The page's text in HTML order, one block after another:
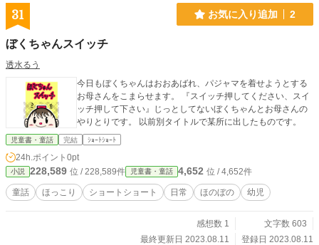
31 お気に入り追加 2
ぼくちゃんスイッチ
透水るう
今日もぼくちゃんはおおあばれ、パジャマを着せようとする
お母さんをこまらせます。 『スイッチ押してください、スイ
ッチ押して下さい』じっとしてないぼくちゃんとお母さんの
やりとりです。 以前別タイトルで某所に出したものです。
児童書・童話 完結 ｼｮｰﾄｼｮｰﾄ
24h.ポイント 0pt
小説 228,589 位 / 228,589件 児童書・童話 4,652 位 / 4,652件
童話 ほっこり ショートショート 日常 ほのぼの 幼児
感想数 1
文字数 603
最終更新日 2023.08.11
登録日 2023.08.11